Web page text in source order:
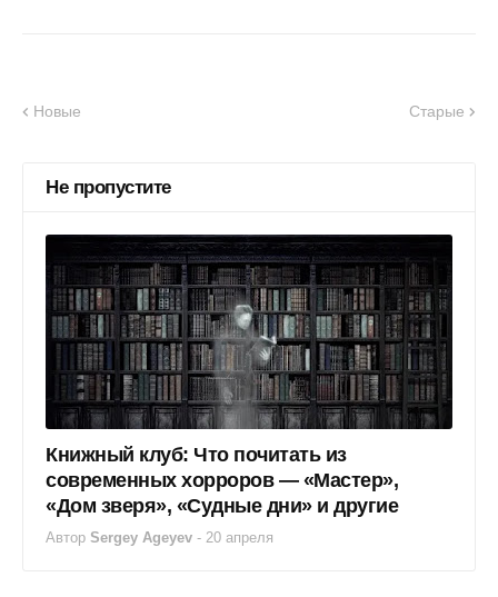
Новые Старые
Не пропустите
Книжный клуб: Что почитать из
современных хорроров — «Мастер»,
«Дом зверя», «Судные дни» и другие
Автор Sergey Ageyev - 20 апреля